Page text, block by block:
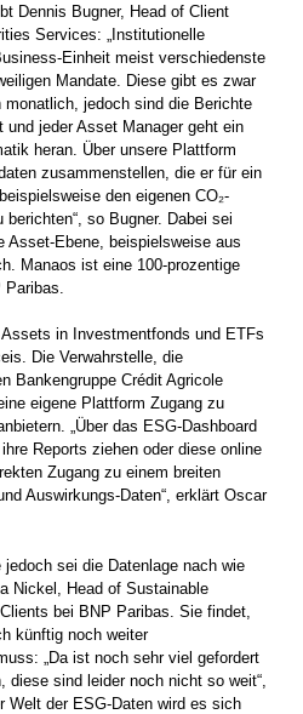
Dennis Bugner, Head of Client
Services: „Institutionelle
Einheit meist verschiedenste
Mandate. Diese gibt es zwar
jedoch sind die Berichte
jeder Asset Manager geht ein
heran. Über unsere Plattform
zusammenstellen, die er für ein
den eigenen CO₂-
so Bugner. Dabei sei
Asset-Ebene, beispielsweise aus
Manaos ist eine 100-prozentige
in Investmentfonds und ETFs
Die Verwahrstelle, die
Bankengruppe Crédit Agricole
eigene Plattform Zugang zu
„Über das ESG-Dashboard
Reports ziehen oder diese online
Zugang zu einem breiten
Auswirkungs-Daten“, erklärt Oscar
jedoch sei die Datenlage nach wie
Nickel, Head of Sustainable
bei BNP Paribas. Sie findet,
künftig noch weiter
„Da ist noch sehr viel gefordert
diese sind leider noch nicht so weit“,
Welt der ESG-Daten wird es sich